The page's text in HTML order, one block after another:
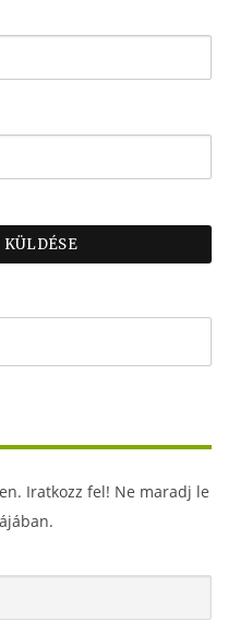
Iratkozz fel! Ne maradj le